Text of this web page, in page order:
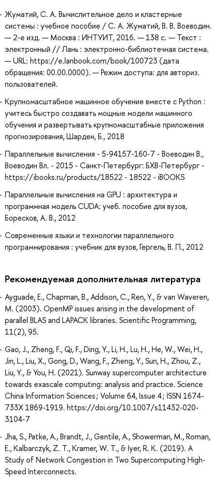
Жуматий, С. А. Вычислительное дело и кластерные
системы : учебное пособие / С. А. Жуматий, В. В. Воеводин.
— 2-е изд. — Москва : ИНТУИТ, 2016. — 138 с. — Текст :
электронный // Лань : электронно-библиотечная система.
— URL: https://e.lanbook.com/book/100723 (дата
обращения: 00.00.0000). — Режим доступа: для авториз.
пользователей.
Крупномасштабное машинное обучение вместе с Python :
учитесь быстро создавать мощные модели машинного
обучения и развертывать крупномасштабные приложения
прогнозирования, Шарден, Б., 2018
Параллельные вычисления - 5-94157-160-7 - Воеводин В.,
Воеводин Вл. - 2015 - Санкт-Петербург: БХВ-Петербург -
https://ibooks.ru/products/18522 - 18522 - iBOOKS
Параллельные вычисления на GPU : архитектура и
программная модель CUDA: учеб. пособие для вузов,
Боресков, А. В., 2012
Современные языки и технологии параллельного
программирования : учебник для вузов, Гергель, В. П., 2012
Рекомендуемая дополнительная литература
Ayguade, E., Chapman, B., Addison, C., Ren, Y., & van Waveren,
M. (2003). OpenMP issues arising in the development of
parallel BLAS and LAPACK libraries. Scientific Programming,
11(2), 95.
Gao, J., Zheng, F., Qi, F., Ding, Y., Li, H., Lu, H., He, W., Wei, H.,
Jin, L., Liu, X., Gong, D., Wang, F., Zheng, Y., Sun, H., Zhou, Z.,
Liu, Y., & You, H. (2021). Sunway supercomputer architecture
towards exascale computing: analysis and practice. Science
China Information Sciences ; Volume 64, Issue 4 ; ISSN 1674-
733X 1869-1919. https://doi.org/10.1007/s11432-020-
3104-7
Jha, S., Patke, A., Brandt, J., Gentile, A., Showerman, M., Roman,
E., Kalbarczyk, Z. T., Kramer, W. T., & Iyer, R. K. (2019). A
Study of Network Congestion in Two Supercomputing High-
Speed Interconnects.